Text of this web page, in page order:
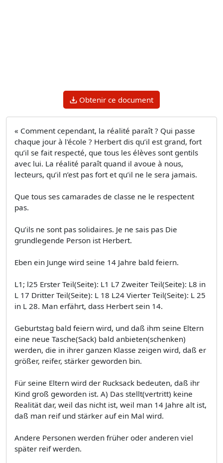
Obtenir ce document
« Comment cependant, la réalité paraît ? Qui passe
chaque jour à l'école ? Herbert dis qu’il est grand, fort
qu’il se fait respecté, que tous les élèves sont gentils
avec lui. La réalité paraît quand il avoue à nous,
lecteurs, qu’il n’est pas fort et qu’il ne le sera jamais.
Que tous ses camarades de classe ne le respectent
pas.
Qu’ils ne sont pas solidaires. Je ne sais pas Die
grundlegende Person ist Herbert.
Eben ein Junge wird seine 14 Jahre bald feiern.
L1; l25 Erster Teil(Seite): L1 L7 Zweiter Teil(Seite): L8 in
L 17 Dritter Teil(Seite): L 18 L24 Vierter Teil(Seite): L 25
in L 28. Man erfährt, dass Herbert sein 14.
Geburtstag bald feiern wird, und daß ihm seine Eltern
eine neue Tasche(Sack) bald anbieten(schenken)
werden, die in ihrer ganzen Klasse zeigen wird, daß er
größer, reifer, stärker geworden bin.
Für seine Eltern wird der Rucksack bedeuten, daß ihr
Kind groß geworden ist. A) Das stellt(vertritt) keine
Realität dar, weil das nicht ist, weil man 14 Jahre alt ist,
daß man reif und stärker auf ein Mal wird.
Andere Personen werden früher oder anderen viel
später reif werden.